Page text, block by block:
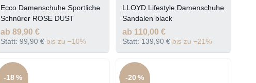
Ecco Damenschuhe Sportliche
Schnürer ROSE DUST
ab 89,90 €
Statt: 99,90 € bis zu −10%
LLOYD Lifestyle Damenschuhe
Sandalen black
ab 110,00 €
Statt: 139,90 € bis zu −21%
-18 % -20 %